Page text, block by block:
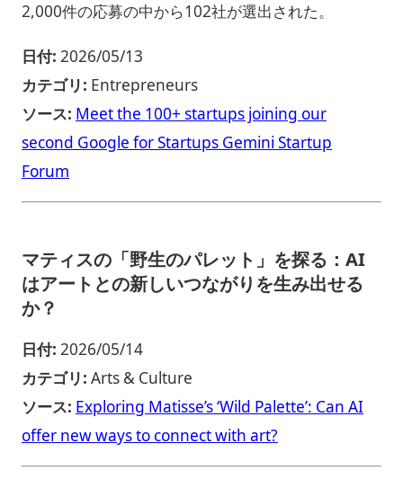
2,000件の応募の中から102社が選出された。
日付: 2026/05/13
カテゴリ: Entrepreneurs
ソース: Meet the 100+ startups joining our
second Google for Startups Gemini Startup
Forum
マティスの「野生のパレット」を探る：AI
はアートとの新しいつながりを生み出せる
か？
日付: 2026/05/14
カテゴリ: Arts & Culture
ソース: Exploring Matisse’s ‘Wild Palette’: Can AI
offer new ways to connect with art?